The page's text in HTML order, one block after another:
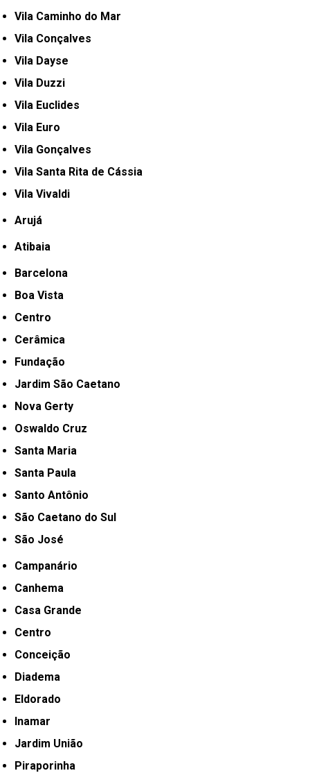
Vila Caminho do Mar
Vila Conçalves
Vila Dayse
Vila Duzzi
Vila Euclides
Vila Euro
Vila Gonçalves
Vila Santa Rita de Cássia
Vila Vivaldi
Arujá
Atibaia
Barcelona
Boa Vista
Centro
Cerâmica
Fundação
Jardim São Caetano
Nova Gerty
Oswaldo Cruz
Santa Maria
Santa Paula
Santo Antônio
São Caetano do Sul
São José
Campanário
Canhema
Casa Grande
Centro
Conceição
Diadema
Eldorado
Inamar
Jardim União
Piraporinha